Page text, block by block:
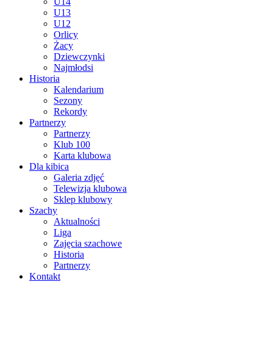
U13
U12
Orlicy
Żacy
Dziewczynki
Najmłodsi
Historia
Kalendarium
Sezony
Rekordy
Partnerzy
Partnerzy
Klub 100
Karta klubowa
Dla kibica
Galeria zdjęć
Telewizja klubowa
Sklep klubowy
Szachy
Aktualności
Liga
Zajęcia szachowe
Historia
Partnerzy
Kontakt